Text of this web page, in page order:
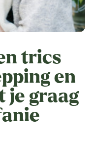
trics
en
je graag